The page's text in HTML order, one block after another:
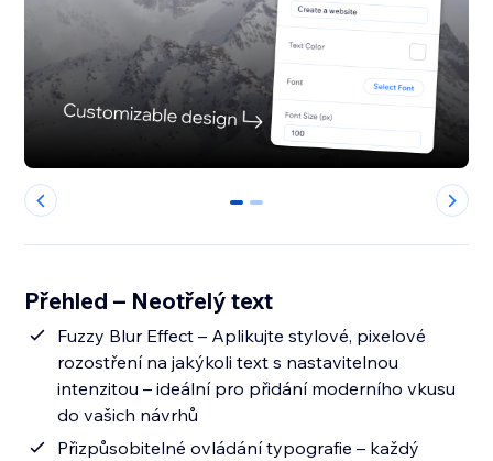
0 1
Přehled – Neotřelý text
Fuzzy Blur Effect – Aplikujte stylové, pixelové
rozostření na jakýkoli text s nastavitelnou
intenzitou – ideální pro přidání moderního vkusu
do vašich návrhů
Přizpůsobitelné ovládání typografie – každý